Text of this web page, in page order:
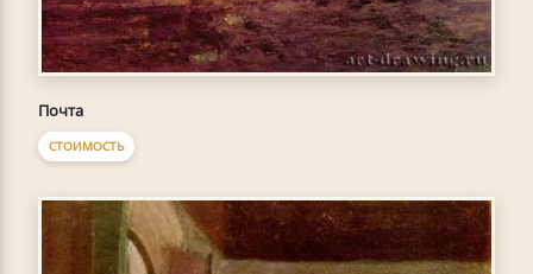
Почта
СТОИМОСТЬ